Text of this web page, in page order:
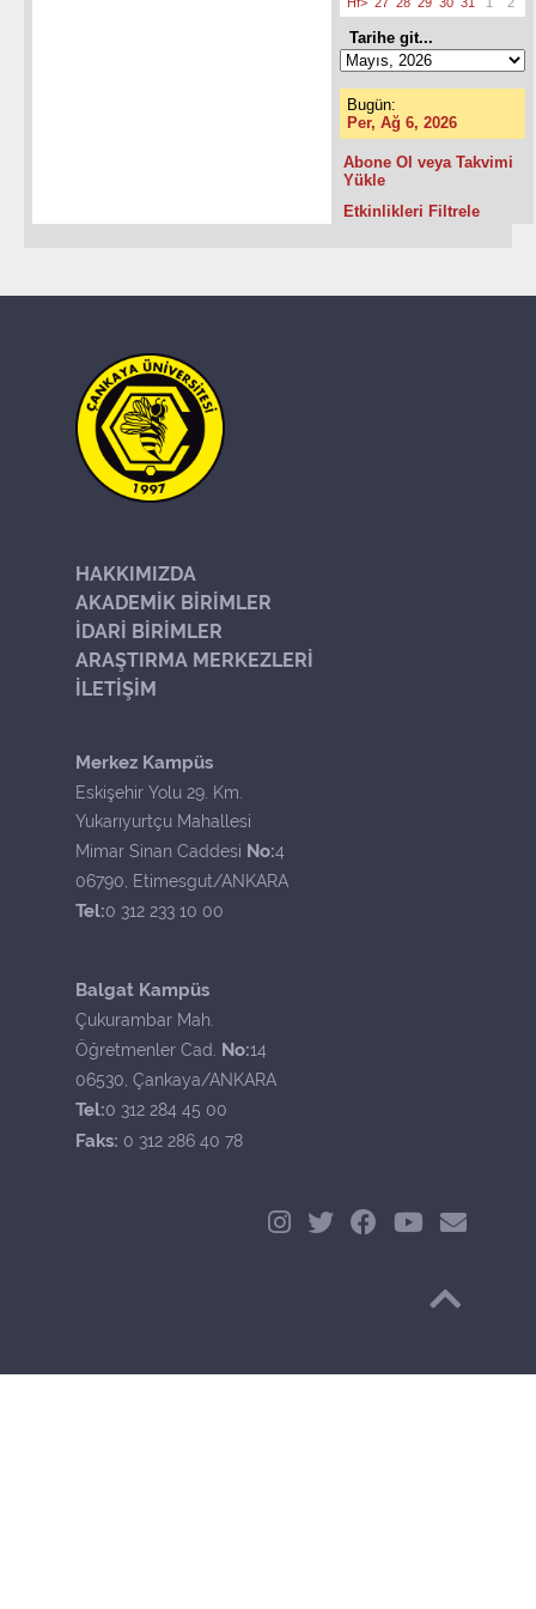
Tarihe git...
Bugün:
Per, Ağ 6, 2026
Abone Ol veya Takvimi
Yükle
Etkinlikleri Filtrele
HAKKIMIZDA
AKADEMİK BİRİMLER
İDARİ BİRİMLER
ARAŞTIRMA MERKEZLERİ
İLETİŞİM
Merkez Kampüs
Eskişehir Yolu 29. Km.
Yukarıyurtçu Mahallesi
Mimar Sinan Caddesi No:4
06790, Etimesgut/ANKARA
Tel:0 312 233 10 00
Balgat Kampüs
Çukurambar Mah.
Öğretmenler Cad. No:14
06530, Çankaya/ANKARA
Tel:0 312 284 45 00
Faks: 0 312 286 40 78